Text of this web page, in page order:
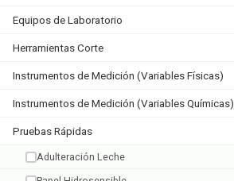
Equipos de Laboratorio
Herramientas Corte
Instrumentos de Medición (Variables Físicas)
Instrumentos de Medición (Variables Químicas)
Pruebas Rápidas
Adulteración Leche
5 productos